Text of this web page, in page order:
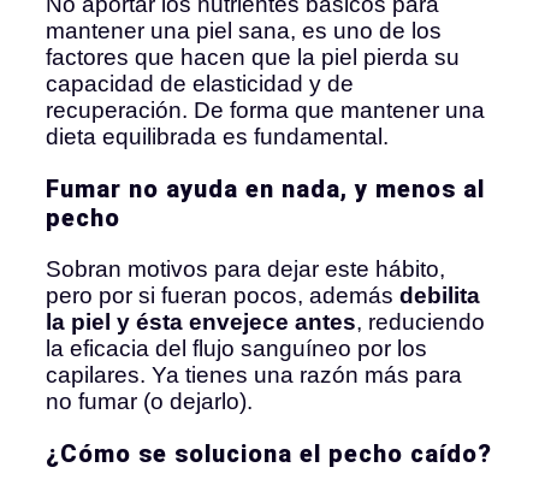
mantener una piel sana, es uno de los
factores que hacen que la piel pierda su
capacidad de elasticidad y de
recuperación. De forma que mantener una
dieta equilibrada es fundamental.
Fumar no ayuda en nada, y menos al
pecho
Sobran motivos para dejar este hábito,
pero por si fueran pocos, además debilita
la piel y ésta envejece antes, reduciendo
la eficacia del flujo sanguíneo por los
capilares. Ya tienes una razón más para
no fumar (o dejarlo).
¿Cómo se soluciona el pecho caído?